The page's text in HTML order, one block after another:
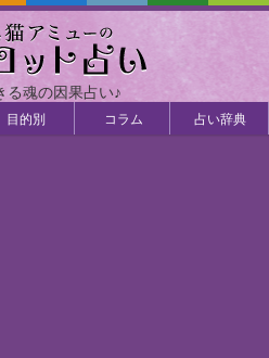
る魂の因果占い♪
目的別 コラム 占い辞典